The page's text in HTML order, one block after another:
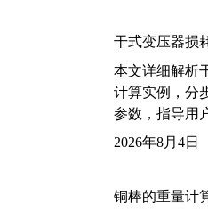
干式变压器损
本文详细解析
计算实例，分
参数，指导用
2026年8月4日
铜棒的重量计